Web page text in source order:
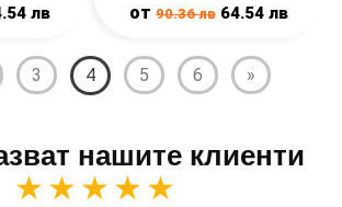
лв от 90.36лв 64.54 лв
3 4 5 6 »
нашите клиенти
★★★★★